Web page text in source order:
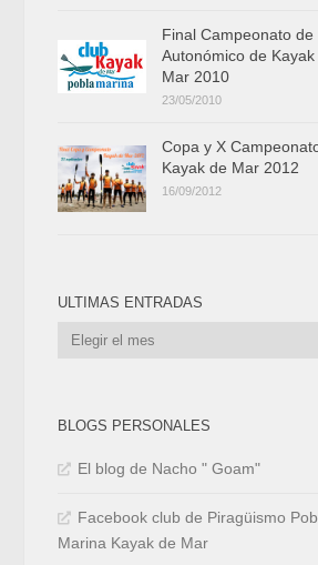
Final Campeonato de
Autonómico de Kayak
Mar 2010
23/05/2010
Copa y X
Kayak de Mar 2012
16/09/2012
ULTIMAS ENTRADAS
Ultimas
BLOGS PERSONALES
El blog de Nacho " Goam"
Facebook club de Piragüismo
Marina Kayak de Mar